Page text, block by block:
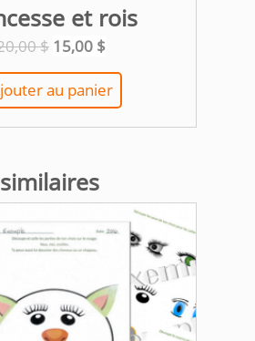
et rois
$ Le
prix
initial
était :
20,00 $.
15,00 $Le
actuel
est :
15,00 $.
au panier